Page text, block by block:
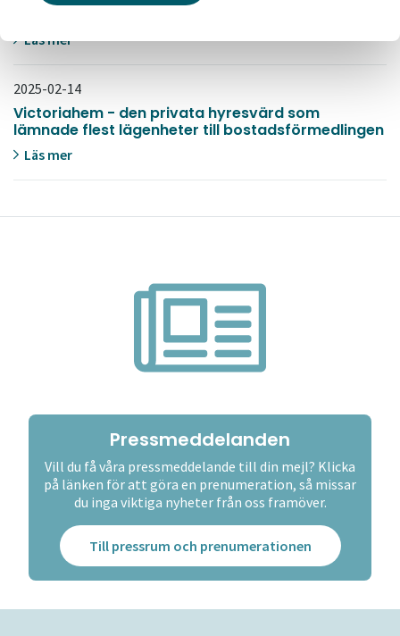
Läs mer
2025-02-14
Victoriahem - den privata hyresvärd som
lämnade flest lägenheter till bostadsförmedlingen
Läs mer
Pressmeddelanden
Vill du få våra pressmeddelande till din mejl? Klicka
på länken för att göra en prenumeration, så missar
du inga viktiga nyheter från oss framöver.
Till pressrum och prenumerationen